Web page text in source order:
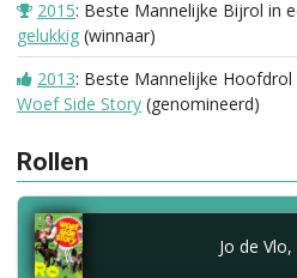
2015: Beste Mannelijke Bijrol in
gelukkig (winnaar)
2013: Beste Mannelijke Hoofdrol
Woef Side Story (genomineerd)
Rollen
Jo de